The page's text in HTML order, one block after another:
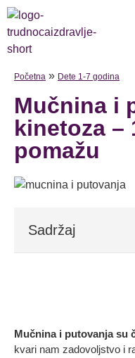
Početna » Dete 1-7 godina
Mučnina i
kinetoza –
pomažu
Sadržaj
Mučnina i putovanja su
kvari nam zadovoljstvo i